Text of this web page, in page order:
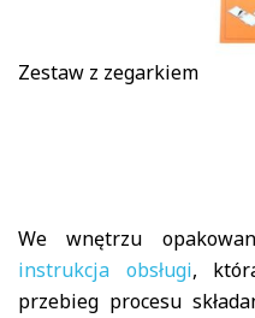
Zestaw z zegarkiem
We wnętrzu
instrukcja obsługi,
przebieg procesu